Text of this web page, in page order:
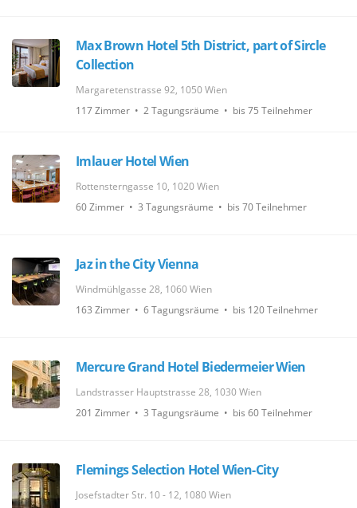
Max Brown Hotel 5th District, part of Sircle
Collection
Margaretenstrasse 92, 1050 Wien
117 Zimmer • 2 Tagungsräume • bis 75 Teilnehmer
Imlauer Hotel Wien
Rottensterngasse 10, 1020 Wien
60 Zimmer • 3 Tagungsräume • bis 70 Teilnehmer
Jaz in the City Vienna
Windmühlgasse 28, 1060 Wien
163 Zimmer • 6 Tagungsräume • bis 120 Teilnehmer
Mercure Grand Hotel Biedermeier Wien
Landstrasser Hauptstrasse 28, 1030 Wien
201 Zimmer • 3 Tagungsräume • bis 60 Teilnehmer
Flemings Selection Hotel Wien-City
Josefstadter Str. 10 - 12, 1080 Wien